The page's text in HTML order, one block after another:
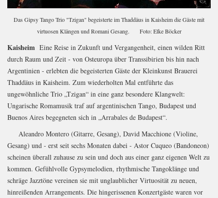
Das Gipsy Tango Trio "Tzigan" begeisterte im Thaddäus in Kaisheim die Gäste mit
virtuosen Klängen und Romani Gesang. Foto: Elke Böcker
Kaisheim Eine Reise in Zukunft und Vergangenheit, einen wilden Ritt
durch Raum und Zeit - von Osteuropa über Transsibirien bis hin nach
Argentinien - erlebten die begeisterten Gäste der Kleinkunst Brauerei
Thaddäus in Kaisheim. Zum wiederholten Mal entführte das
ungewöhnliche Trio „Tzigan“ in eine ganz besondere Klangwelt:
Ungarische Romamusik traf auf argentinischen Tango, Budapest und
Buenos Aires begegneten sich in „Arrabales de Budapest“.
Aleandro Montero (Gitarre, Gesang), David Macchione (Violine,
Gesang) und - erst seit sechs Monaten dabei - Astor Cuqueo (Bandoneon)
scheinen überall zuhause zu sein und doch aus einer ganz eigenen Welt zu
kommen. Gefühlvolle Gypsymelodien, rhythmische Tangoklänge und
schräge Jazztöne vereinen sie mit unglaublicher Virtuosität zu neuen,
hinreißenden Arrangements. Die hingerissenen Konzertgäste waren vor